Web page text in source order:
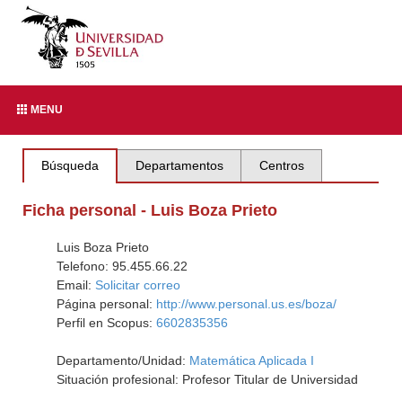
MENU
Búsqueda Departamentos Centros
Ficha personal - Luis Boza Prieto
Luis Boza Prieto
Telefono: 95.455.66.22
Email: Solicitar correo
Página personal: http://www.personal.us.es/boza/
Perfil en Scopus: 6602835356
Departamento/Unidad: Matemática Aplicada I
Situación profesional: Profesor Titular de Universidad